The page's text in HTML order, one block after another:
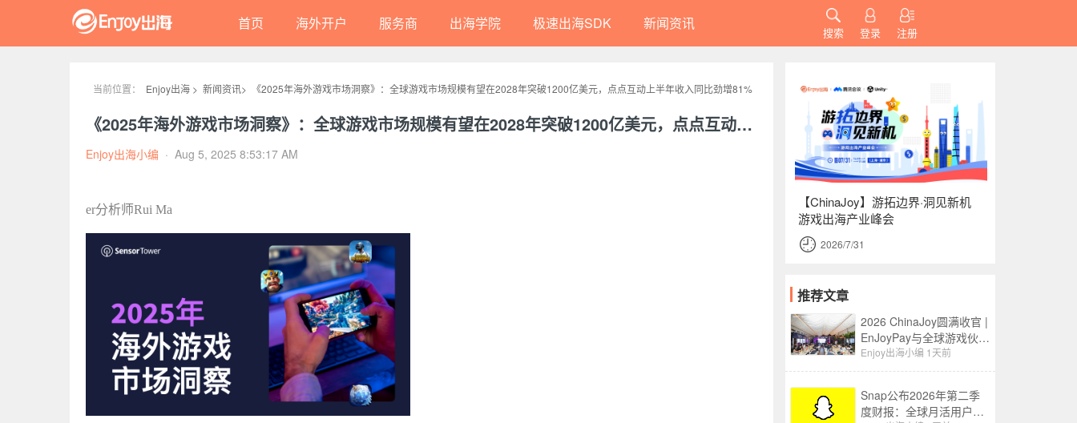
首页 海外开户 服务商 出海学院 极速出海SDK 新闻资讯
搜索 登录 注册
当前位置： Enjoy出海 > 新闻资讯> 《2025年海外游戏市场洞察》：全球游戏市场规模有望在2028年突破1200亿美元，点点互动上半年收入同比劲增81%
《2025年海外游戏市场洞察》：全球游戏市场规模有望在2028年突破1200亿美元，点点互动上半年收入同比劲增81%
Enjoy出海小编 · Aug 5, 2025 8:53:17 AM
er分析师Rui Ma
【ChinaJoy】游拓边界·洞见新机
游戏出海产业峰会
2026/7/31
推荐文章
2026 ChinaJoy圆满收官 |
EnJoyPay与全球游戏伙伴
满载收获，携手共赴新程
Enjoy出海小编 1天前
Snap公布2026年第二季
度财报：全球月活用户增